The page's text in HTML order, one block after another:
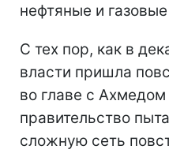
нефтяные и
С тех пор, как в
власти пришла
во главе с
правительство
сложную сеть